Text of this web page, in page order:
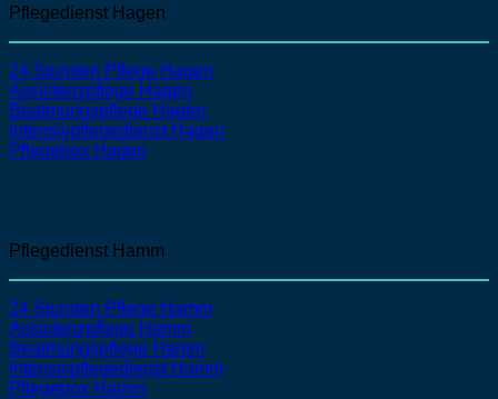
Pflegedienst Hagen
24 Stunden Pflege Hagen
Assistenzpflege Hagen
Beatmungspflege Hagen
Intensivpflegedienst Hagen
Pflegebox Hagen
Pflegedienst Hamm
24 Stunden Pflege Hamm
Assistenzpflege Hamm
Beatmungspflege Hamm
Intensivpflegedienst Hamm
Pflegebox Hamm